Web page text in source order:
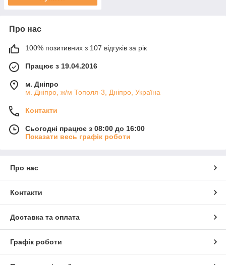
Про нас
100% позитивних з 107 відгуків за рік
Працює з 19.04.2016
м. Дніпро
м. Дніпро, ж/м Тополя-3, Дніпро, Україна
Контакти
Сьогодні працює з 08:00 до 16:00
Показати весь графік роботи
Про нас
Контакти
Доставка та оплата
Графік роботи